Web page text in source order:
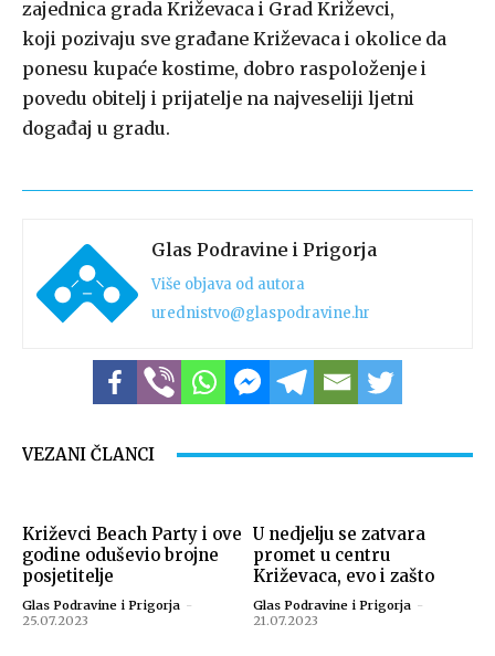
zajednica grada Križevaca i Grad Križevci,
koji pozivaju sve građane Križevaca i okolice da
ponesu kupaće kostime, dobro raspoloženje i
povedu obitelj i prijatelje na najveseliji ljetni
događaj u gradu.
Glas Podravine i Prigorja
Više objava od autora
urednistvo@glaspodravine.hr
VEZANI ČLANCI
Križevci Beach Party i ove
godine oduševio brojne
posjetitelje
Glas Podravine i Prigorja -
25.07.2023
U nedjelju se zatvara
promet u centru
Križevaca, evo i zašto
Glas Podravine i Prigorja -
21.07.2023